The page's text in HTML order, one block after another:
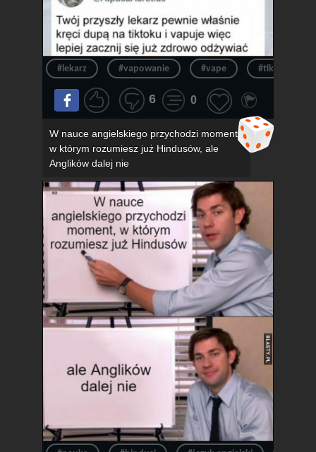
#lekarz #vapowanie #vape #tik tok
6 0
W nauce angielskiego przychodzi moment,
w którym rozumiesz już Hindusów, ale
Anglików dalej nie